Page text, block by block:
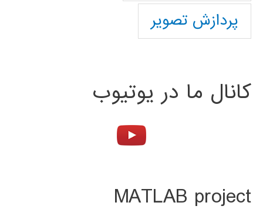
پردازش تصویر
کانال ما در یوتیوب
MATLAB project